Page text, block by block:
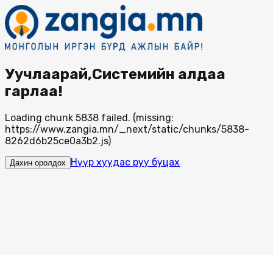
Уучлаарай,Системийн алдаа
гарлаа!
Loading chunk 5838 failed. (missing:
https://www.zangia.mn/_next/static/chunks/5838-
8262d6b25ce0a3b2.js)
Дахин оролдох Нүүр хуудас руу буцах